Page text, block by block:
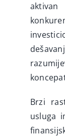
aktivan
Brzi
usluga